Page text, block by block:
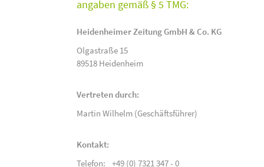
angaben gemäß § 5 TMG:
Heidenheimer Zeitung GmbH & Co. KG
Olgastraße 15
89518 Heidenheim
Vertreten durch:
Martin Wilhelm (Geschäftsführer)
Kontakt:
Telefon:
+49 (0) 7321 347 - 0